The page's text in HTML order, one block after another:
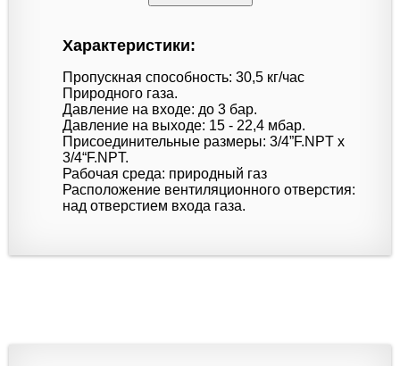
Характеристики:
Пропускная способность: 30,5 кг/час
Природного газа.
Давление на входе: до 3 бар.
Давление на выходе: 15 - 22,4 мбар.
Присоединительные размеры: 3/4”F.NPT x
3/4“F.NPT.
Рабочая среда: природный газ
Расположение вентиляционного отверстия:
над отверстием входа газа.